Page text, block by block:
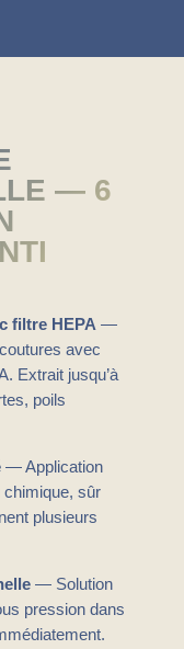
— 6
filtre HEPA —
avec
Extrait jusqu’à
poils
— Application
chimique, sûr
plusieurs
— Solution
pression dans